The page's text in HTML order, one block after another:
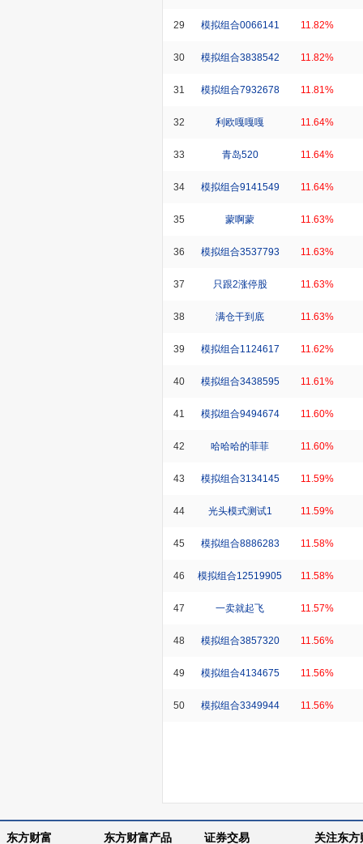
29 模拟组合0066141 11.82%
30 模拟组合3838542 11.82%
31 模拟组合7932678 11.81%
32 利欧嘎嘎嘎 11.64%
33 青岛520 11.64%
34 模拟组合9141549 11.64%
35 蒙啊蒙 11.63%
36 模拟组合3537793 11.63%
37 只跟2涨停股 11.63%
38 满仓干到底 11.63%
39 模拟组合1124617 11.62%
40 模拟组合3438595 11.61%
41 模拟组合9494674 11.60%
42 哈哈哈的菲菲 11.60%
43 模拟组合3134145 11.59%
44 光头模式测试1 11.59%
45 模拟组合8886283 11.58%
46 模拟组合12519905 11.58%
47 一卖就起飞 11.57%
48 模拟组合3857320 11.56%
49 模拟组合4134675 11.56%
50 模拟组合3349944 11.56%